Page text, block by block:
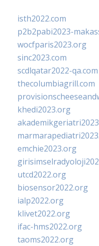
isth2022.com
p2b2pabi2023-
wocfparis2023.org
sinc2023.com
scdlqatar2022-qa.com
thecolumbiagrill.com
khedi2023.org
emchie2023.org
utcd2022.org
biosensor2022.org
ialp2022.org
klivet2022.org
ifac-hms2022.org
taoms2022.org